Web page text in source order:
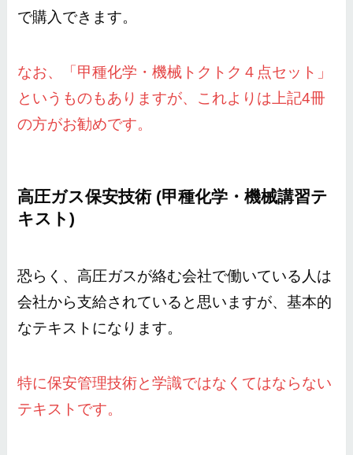
で購入できます。
なお、「甲種化学・機械トクトク４点セット」
というものもありますが、これよりは上記4冊
の方がお勧めです。
高圧ガス保安技術 (甲種化学・機械講習テ
キスト)
恐らく、高圧ガスが絡む会社で働いている人は
会社から支給されていると思いますが、基本的
なテキストになります。
特に保安管理技術と学識ではなくてはならない
テキストです。